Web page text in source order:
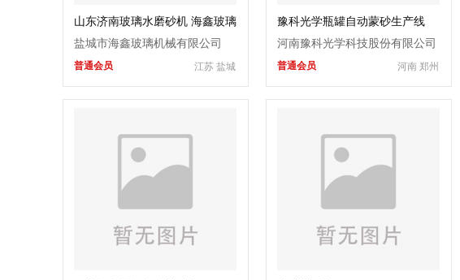
山东济南玻璃水磨砂机 海鑫玻璃
水磨砂生产线
盐城市海鑫玻璃机械有限公司
江苏 盐城
普通会员
豫科光学瓶罐自动蒙砂生产线
河南豫科光学科技股份有限公司
河南 郑州
普通会员